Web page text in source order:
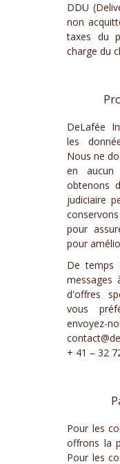
DDU
non
taxes du
charge du
DeLafée
les
Nous ne
en
obtenons
judiciaire
pour
pour
De temps
messages
d'offres
vous
envoyez-
+ 41 – 32
Pour les
offrons la
Pour les